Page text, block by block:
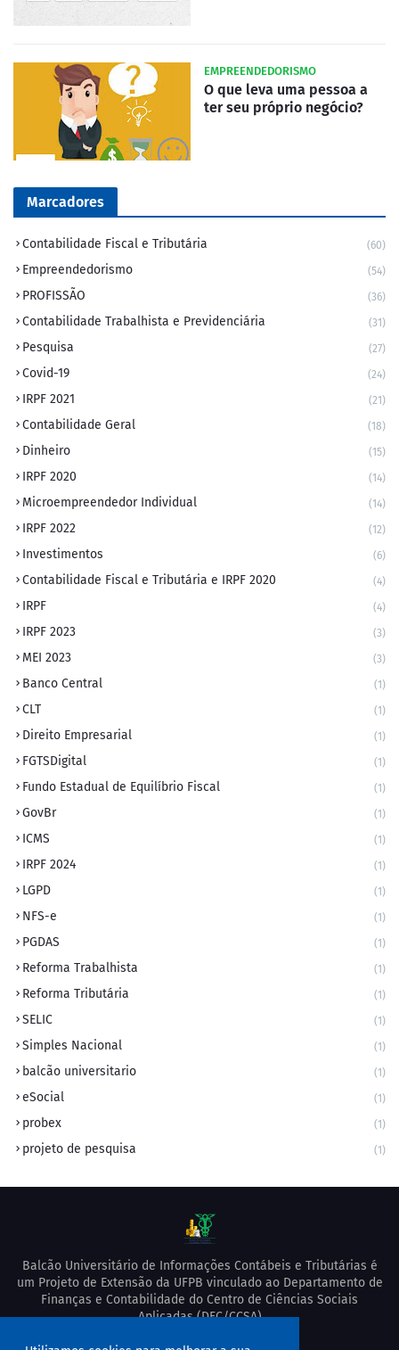
EMPREENDEDORISMO
O que leva uma pessoa a
ter seu próprio negócio?
Marcadores
Contabilidade Fiscal e Tributária (60)
Empreendedorismo (54)
PROFISSÃO (36)
Contabilidade Trabalhista e Previdenciária (31)
Pesquisa (27)
Covid-19 (24)
IRPF 2021 (21)
Contabilidade Geral (18)
Dinheiro (15)
IRPF 2020 (14)
Microempreendedor Individual (14)
IRPF 2022 (12)
Investimentos (6)
Contabilidade Fiscal e Tributária e IRPF 2020 (4)
IRPF (4)
IRPF 2023 (3)
MEI 2023 (3)
Banco Central (1)
CLT (1)
Direito Empresarial (1)
FGTSDigital (1)
Fundo Estadual de Equilíbrio Fiscal (1)
GovBr (1)
ICMS (1)
IRPF 2024 (1)
LGPD (1)
NFS-e (1)
PGDAS (1)
Reforma Trabalhista (1)
Reforma Tributária (1)
SELIC (1)
Simples Nacional (1)
balcão universitario (1)
eSocial (1)
probex (1)
projeto de pesquisa (1)
Balcão Universitário de Informações Contábeis e Tributárias é
um Projeto de Extensão da UFPB vinculado ao Departamento de
Finanças e Contabilidade do Centro de Ciências Sociais
Aplicadas (DFC/CCSA)